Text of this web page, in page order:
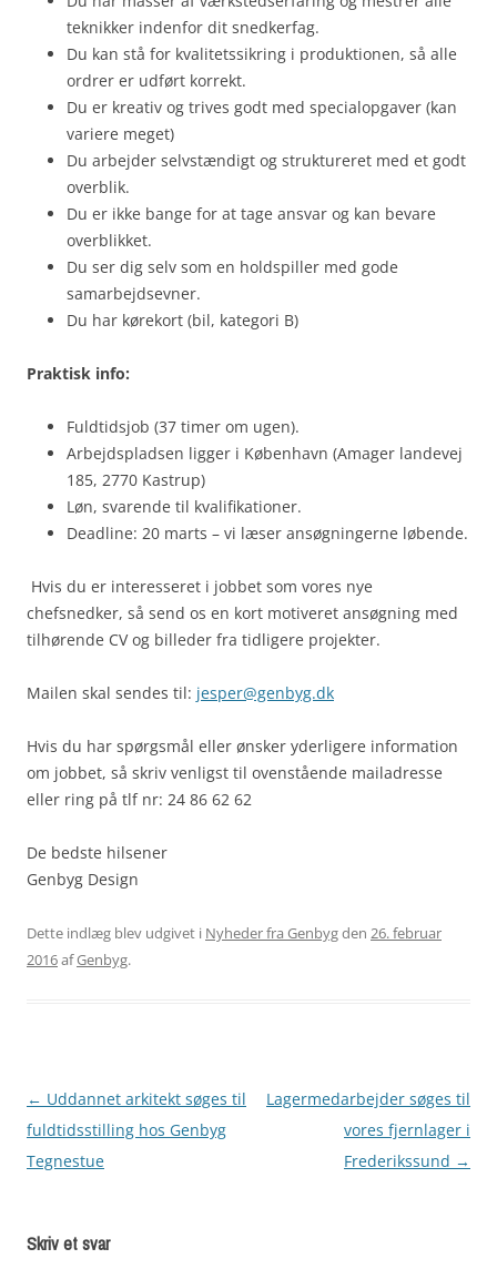
teknikker indenfor dit snedkerfag.
Du kan stå for kvalitetssikring i produktionen, så alle
ordrer er udført korrekt.
Du er kreativ og trives godt med specialopgaver (kan
variere meget)
Du arbejder selvstændigt og struktureret med et godt
overblik.
Du er ikke bange for at tage ansvar og kan bevare
overblikket.
Du ser dig selv som en holdspiller med gode
samarbejdsevner.
Du har kørekort (bil, kategori B)
Praktisk info:
Fuldtidsjob (37 timer om ugen).
Arbejdspladsen ligger i København (Amager landevej
185, 2770 Kastrup)
Løn, svarende til kvalifikationer.
Deadline: 20 marts – vi læser ansøgningerne løbende.
Hvis du er interesseret i jobbet som vores nye
chefsnedker, så send os en kort motiveret ansøgning med
tilhørende CV og billeder fra tidligere projekter.
Mailen skal sendes til: jesper@genbyg.dk
Hvis du har spørgsmål eller ønsker yderligere information
om jobbet, så skriv venligst til ovenstående mailadresse
eller ring på tlf nr: 24 86 62 62
De bedste hilsener
Genbyg Design
Dette indlæg blev udgivet i Nyheder fra Genbygden 26. februar
2016afGenbyg.
Indlægsnavigation
← Uddannet arkitekt søges til
fuldtidsstilling hos Genbyg
Tegnestue
Lagermedarbejder søges til
vores fjernlager i
Frederikssund →
Skriv et svar